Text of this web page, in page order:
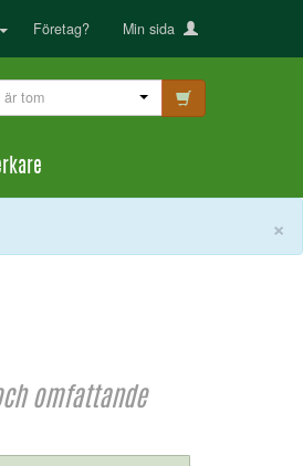
Företag? Min sida
är tom
×
omfattande